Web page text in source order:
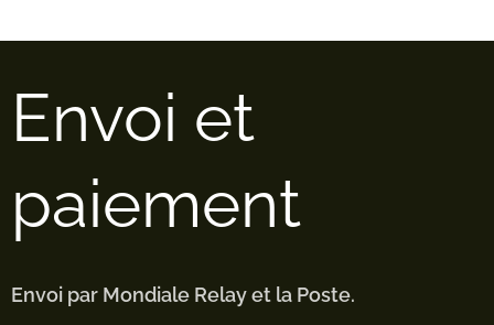
Envoi et
paiement
Envoi par Mondiale Relay et la Poste.